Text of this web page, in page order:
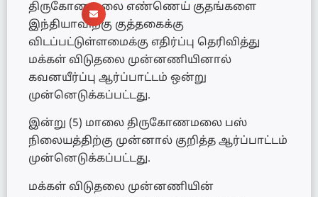
திருகோணமலை எண்ணெய் குதங்களை
இந்தியாவிற்கு குத்தகைக்கு
விடப்பட்டுள்ளமைக்கு எதிர்ப்பு தெரிவித்து
மக்கள் விடுதலை முன்னணியினால்
கவனயீர்ப்பு ஆர்ப்பாட்டம் ஒன்று
முன்னெடுக்கப்பட்டது.
இன்று (5) மாலை திருகோணமலை பஸ்
நிலையத்திற்கு முன்னால் குறித்த ஆர்ப்பாட்டம்
முன்னெடுக்கப்பட்டது.
மக்கள் விடுதலை முன்னணியின்